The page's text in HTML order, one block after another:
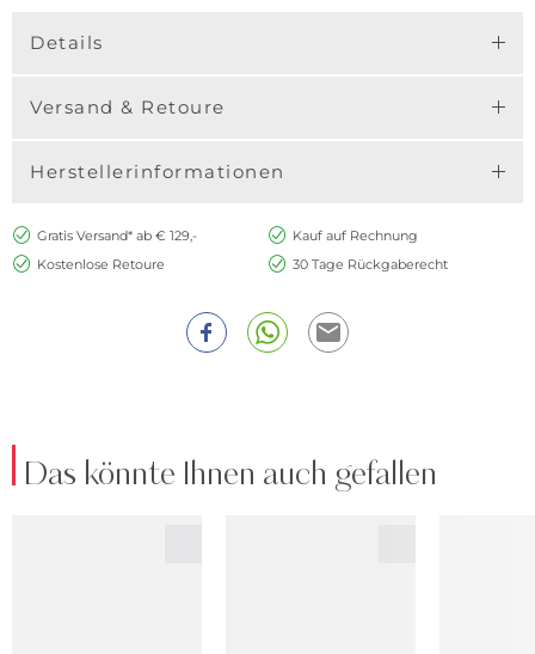
Details
Versand & Retoure
Herstellerinformationen
Gratis Versand* ab € 129,-
Kauf auf Rechnung
Kostenlose Retoure
30 Tage Rückgaberecht
Das könnte Ihnen auch gefallen